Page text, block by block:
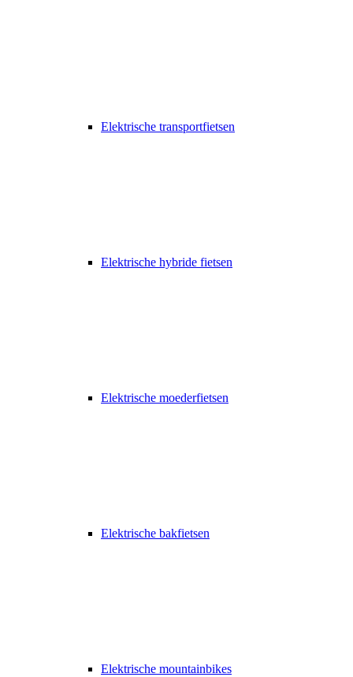
Elektrische transportfietsen
Elektrische hybride fietsen
Elektrische moederfietsen
Elektrische bakfietsen
Elektrische mountainbikes